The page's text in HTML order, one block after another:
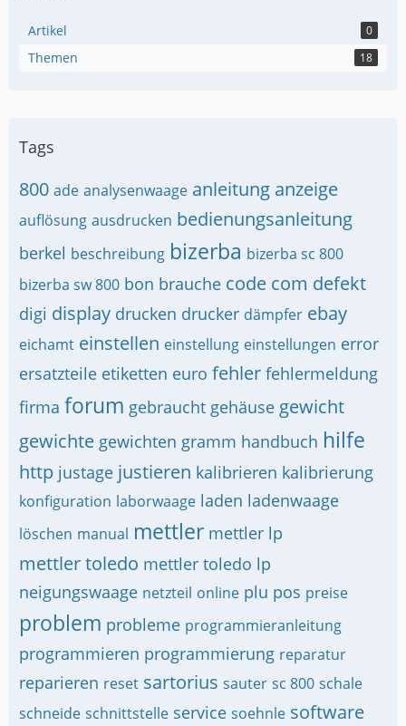
Artikel 0
Themen 18
Tags
800 ade analysenwaage anleitung anzeige
auflösung ausdrucken bedienungsanleitung
berkel beschreibung bizerba bizerba sc 800
bizerba sw 800 bon brauche code com defekt
digi display drucken drucker dämpfer ebay
eichamt einstellen einstellung einstellungen error
ersatzteile etiketten euro fehler fehlermeldung
firma forum gebraucht gehäuse gewicht
gewichte gewichten gramm handbuch hilfe
http justage justieren kalibrieren kalibrierung
konfiguration laborwaage laden ladenwaage
löschen manual mettler mettler lp
mettler toledo mettler toledo lp
neigungswaage netzteil online plu pos preise
problem probleme programmieranleitung
programmieren programmierung reparatur
reparieren reset sartorius sauter sc 800 schale
schneide schnittstelle service soehnle software